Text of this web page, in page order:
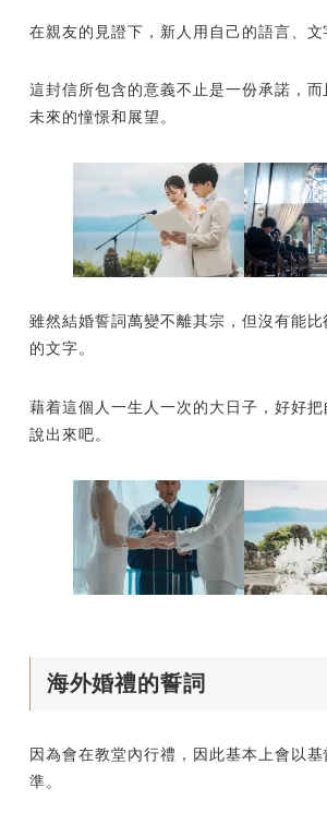
在親友的見證下，新人用自己的語言、文
這封信所包含的意義不止是一份承諾，
未來的憧憬和展望。
雖然結婚誓詞萬變不離其宗，但沒有能比
的文字。
藉着這個人一生人一次的大日子，好好
說出來吧。
海外婚禮的誓詞
因為會在教堂內行禮，因此基本上會以
準。